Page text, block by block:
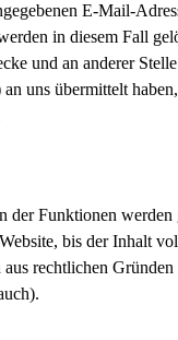
E-Mail-
in diesem Fall
und an anderer
uns übermittelt
der Funktionen werden
bis der Inhalt
rechtlichen Gründen